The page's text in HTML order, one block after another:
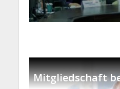
Mitgliedschaft